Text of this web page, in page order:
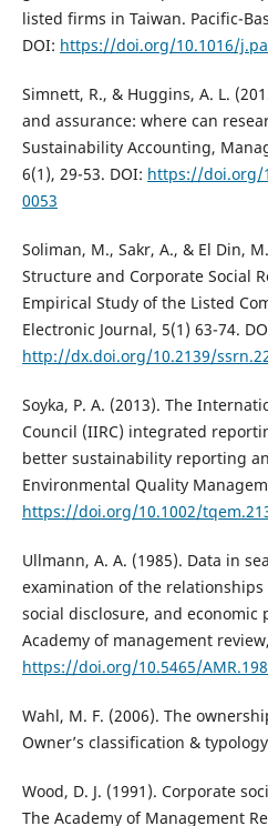
listed firms in Taiwan. Pacific-
DOI: https://doi.org/10.1016/
Simnett, R., & Huggins, A. L.
and assurance: where can
Sustainability Accounting,
6(1), 29-53. DOI: https://doi.org/
0053
Soliman, M., Sakr, A., & El Din,
Structure and Corporate Social
Empirical Study of the Listed
Electronic Journal, 5(1) 63-74.
http://dx.doi.org/10.2139/
Soyka, P. A. (2013). The
Council (IIRC) integrated
better sustainability reporting
Environmental Quality
https://doi.org/10.1002/
Ullmann, A. A. (1985). Data in
examination of the
social disclosure, and economic
Academy of management
https://doi.org/10.5465/
Wahl, M. F. (2006). The
Owner’s classification &
Wood, D. J. (1991). Corporate
The Academy of Management